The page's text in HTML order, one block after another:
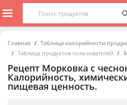
Главная
Таблица калорийности
Таблица продуктов пользователей
Рецепт Морковка с
Калорийность,
пищевая ценность.